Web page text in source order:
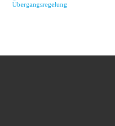
Übergangsregelung